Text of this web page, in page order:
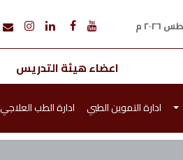
اعضاء هيئة التدريس
ادارة التموين الطبي ادارة الطب العلاجي